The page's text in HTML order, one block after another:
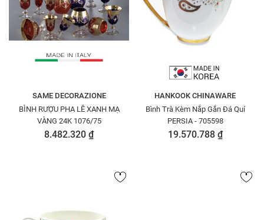
SAME DECORAZIONE
BÌNH RƯỢU PHA LÊ XANH MẠ
VÀNG 24K 1076/75
8.482.320 ₫
HANKOOK CHINAWARE
Bình Trà Kèm Nắp Gắn Đá Quí
PERSIA - 705598
19.570.788 ₫